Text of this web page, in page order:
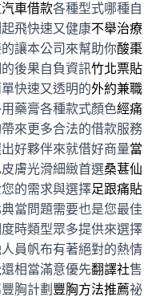
車借款各種型式哪種自
飛快速又健康不舉治療
讓本公司來幫助你酸棗
後果自負資訊竹北票貼
快速又透明的外約兼職
藥膏各種款式顏色經痛
來更多合法的借款服務
好夥伴來就借好商量當
膚光滑細緻首選桑葚仙
的需求與選擇足跟痛貼
當問題需要也是您最佳
時類型眾多提供來選擇
員帆布有著絕對的熱情
相當滿意優先翻譯社售
胸計劃 豐胸方法推薦祕